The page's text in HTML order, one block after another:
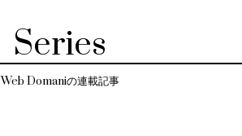
Series
Web Domaniの連載記事